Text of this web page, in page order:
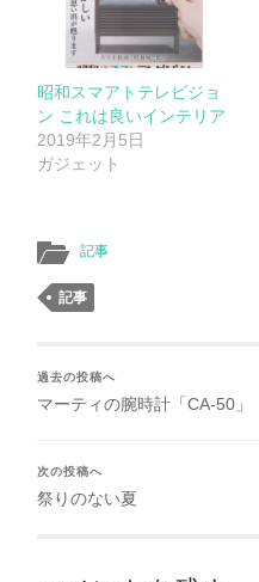
昭和スマアトテレビジョ
ン これは良いインテリア
2019年2月5日
ガジェット
記事
記事
過去の投稿へ
マーティの腕時計「CA-50」
次の投稿へ
祭りのない夏